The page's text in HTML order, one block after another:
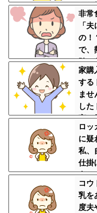
した
が最
非常
「
の！
で、
貼り
げた
家購
する
ま
した
高の
ロッ
に疑
私、
仕掛
女だ
めら
揉め
コウ
乳を
度夫